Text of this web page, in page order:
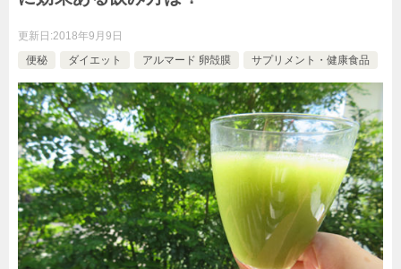
更新日:2018年9月9日
便秘
ダイエット アルマード 卵殻膜 サプリメント・健康食品